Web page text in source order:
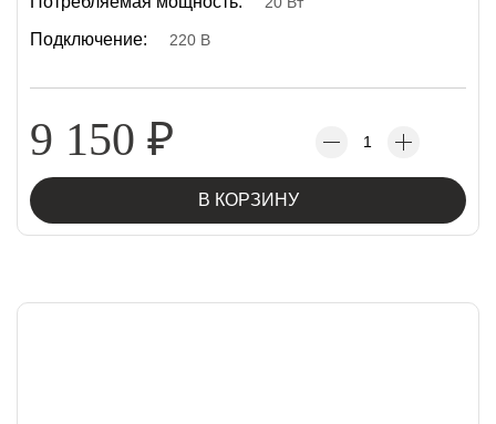
Подключение: 220 В
9 150 ₽
В КОРЗИНУ